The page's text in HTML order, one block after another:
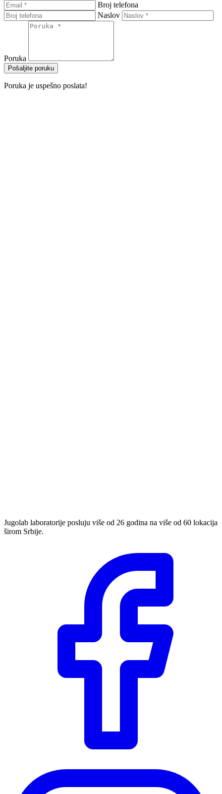
Broj telefona
Naslov
Poruka
Pošaljite poruku
Poruka je uspešno poslata!
Jugolab laboratorije posluju više od 26 godina na više od 60 lokacija
širom Srbije.